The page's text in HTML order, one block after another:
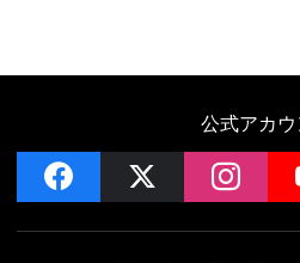
公式アカウ
facebook